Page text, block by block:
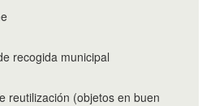
recogida municipal
reutilización (objetos en buen